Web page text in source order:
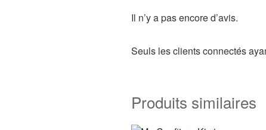
Il n’y a pas encore d’avis.
Seuls les clients connectés
Produits similaires